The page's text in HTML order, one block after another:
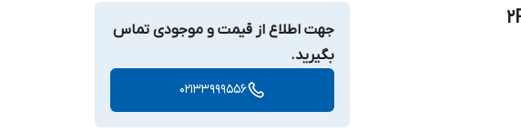
جهت اطلاع از قیمت و موجودی تماس
بگیرید.
02133999556